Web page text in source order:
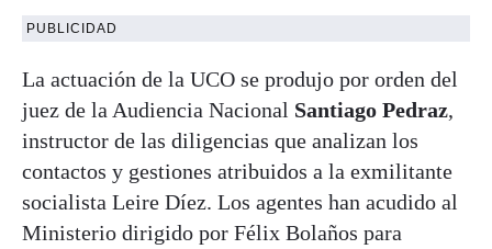
PUBLICIDAD
La actuación de la UCO se produjo por orden del
juez de la Audiencia Nacional Santiago Pedraz,
instructor de las diligencias que analizan los
contactos y gestiones atribuidos a la exmilitante
socialista Leire Díez. Los agentes han acudido al
Ministerio dirigido por Félix Bolaños para